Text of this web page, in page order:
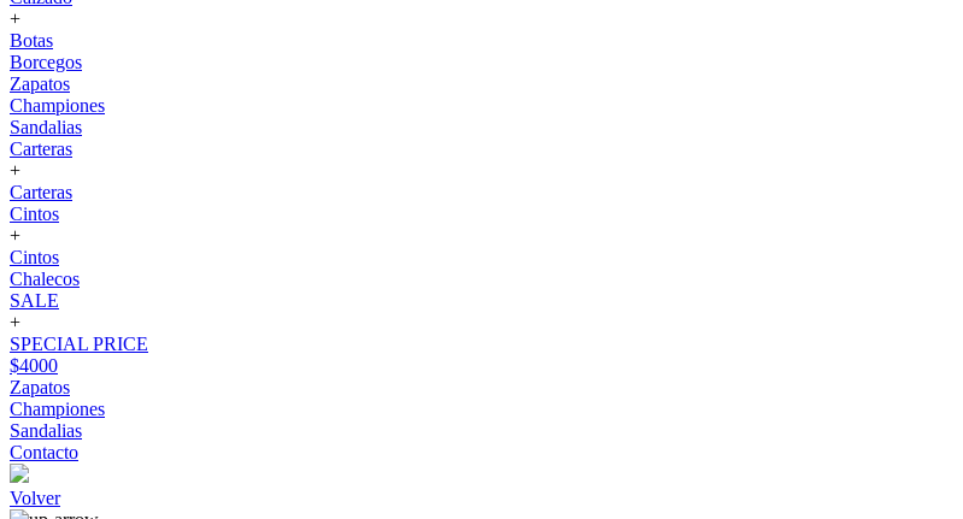
+
Botas
Borcegos
Zapatos
Championes
Sandalias
Carteras
+
Carteras
Cintos
+
Cintos
Chalecos
SALE
+
SPECIAL PRICE
$4000
Zapatos
Championes
Sandalias
Contacto
Volver